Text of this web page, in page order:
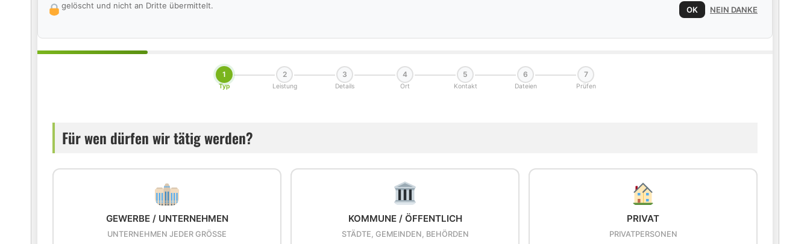
gelöscht und nicht an Dritte übermittelt.
OK NEIN DANKE
1
Typ
2
Leistung
3
Details
4
Ort
5
Kontakt
6
Dateien
7
Prüfen
Für wen dürfen wir tätig werden?
GEWERBE / UNTERNEHMEN
UNTERNEHMEN JEDER GRÖSSE
KOMMUNE / ÖFFENTLICH
STÄDTE, GEMEINDEN, BEHÖRDEN
PRIVAT
PRIVATPERSONEN